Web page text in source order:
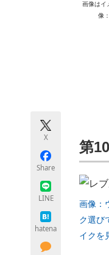
画像はイ
像
X
Share
LINE
hatena
第
画像：
ク選び
イクを